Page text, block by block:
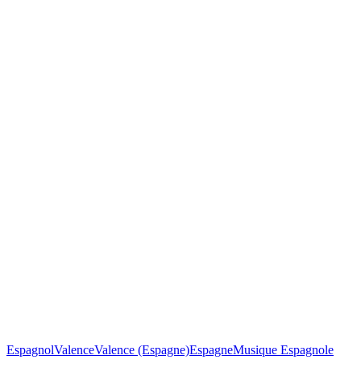
EspagnolValenceValence (Espagne)EspagneMusique Espagnole